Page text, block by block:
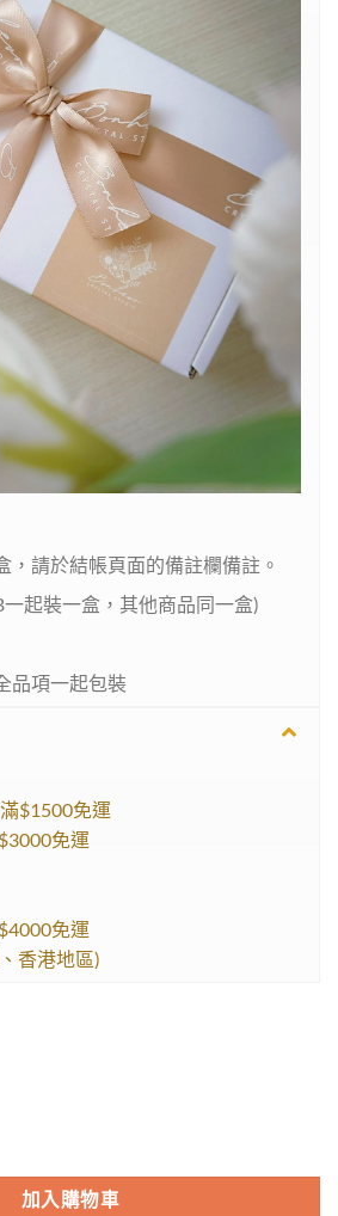
，請於結帳頁面的備註欄備註。
起裝一盒，其他商品同一盒)
品項一起包裝
$1500免運
免運
免運
香港地區)
加入購物車